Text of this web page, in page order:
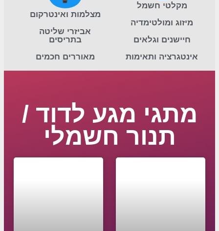
מקלטי חשמל​
מיזוג ומולטימדיה​
חיישנים וגלאים​
אינטגרציה ותאימות
מצלמות ואינטרקום​
אביזרי שליטה
בתריסים​
מאוררים חכמים
מתגי מגע לדוד /
תנור חשמלי